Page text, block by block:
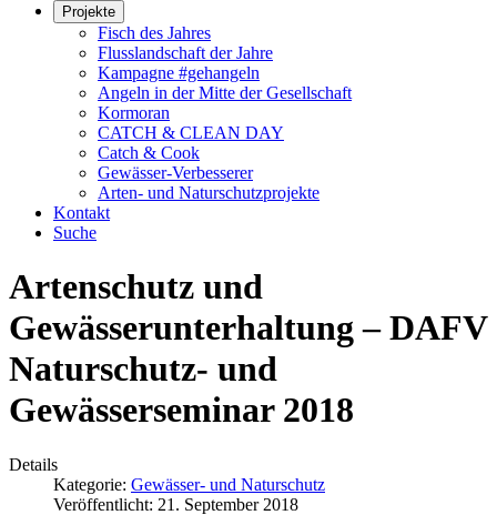
Projekte
Fisch des Jahres
Flusslandschaft der Jahre
Kampagne #gehangeln
Angeln in der Mitte der Gesellschaft
Kormoran
CATCH & CLEAN DAY
Catch & Cook
Gewässer-Verbesserer
Arten- und Naturschutzprojekte
Kontakt
Suche
Artenschutz und
Gewässerunterhaltung – DAFV
Naturschutz- und
Gewässerseminar 2018
Details
Kategorie: Gewässer- und Naturschutz
Veröffentlicht: 21. September 2018